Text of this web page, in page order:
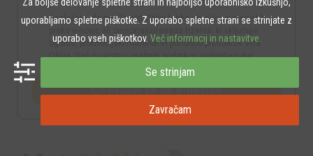
Soglašam, da me Zavod Obilje lahko obvešča o novostih
oglase, promocijski material in ponudbo produktov Vrta
Obilja. Več o varstvu osebnih podatkov preberitetukaj.
👉 Prijavi se na e-novice
uporabljamo spletne piškotke. Z uporabo spletne strani se strinjate z
uporabo vseh piškotkov. Več informacij in nastavitve.
Se strinjam
Zavračam